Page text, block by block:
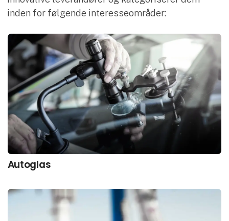
inden for følgende interesseområder:
Autoglas